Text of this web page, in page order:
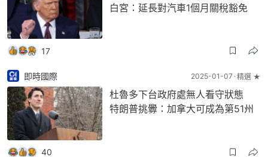
白宮：延長對汽車1個月關稅豁免
17
即時國際 2025-01-07 精選 ★
杜魯多下台政府處無人看守狀態
特朗普挑釁：加拿大可成為第51州
40